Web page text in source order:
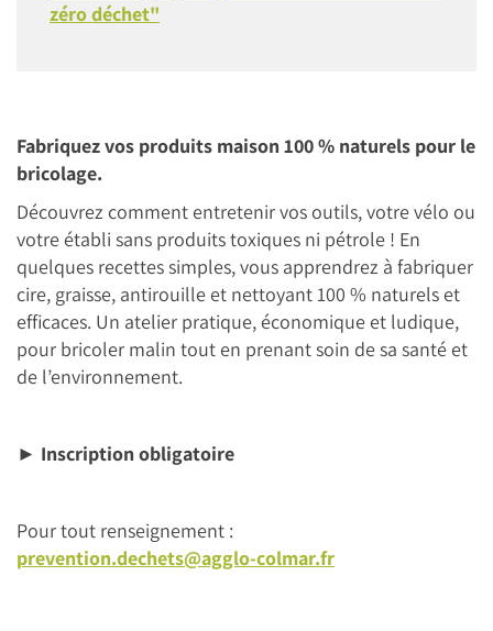
zéro déchet"
Fabriquez vos produits maison 100 % naturels pour le
bricolage.
Découvrez comment entretenir vos outils, votre vélo ou
votre établi sans produits toxiques ni pétrole ! En
quelques recettes simples, vous apprendrez à fabriquer
cire, graisse, antirouille et nettoyant 100 % naturels et
efficaces. Un atelier pratique, économique et ludique,
pour bricoler malin tout en prenant soin de sa santé et
de l’environnement.
► Inscription obligatoire
Pour tout renseignement :
prevention.dechets@agglo-colmar.fr